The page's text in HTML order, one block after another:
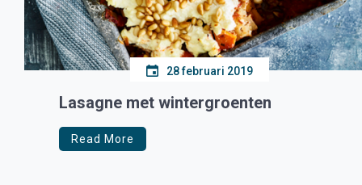
28 februari 2019
Lasagne met wintergroenten
Read More